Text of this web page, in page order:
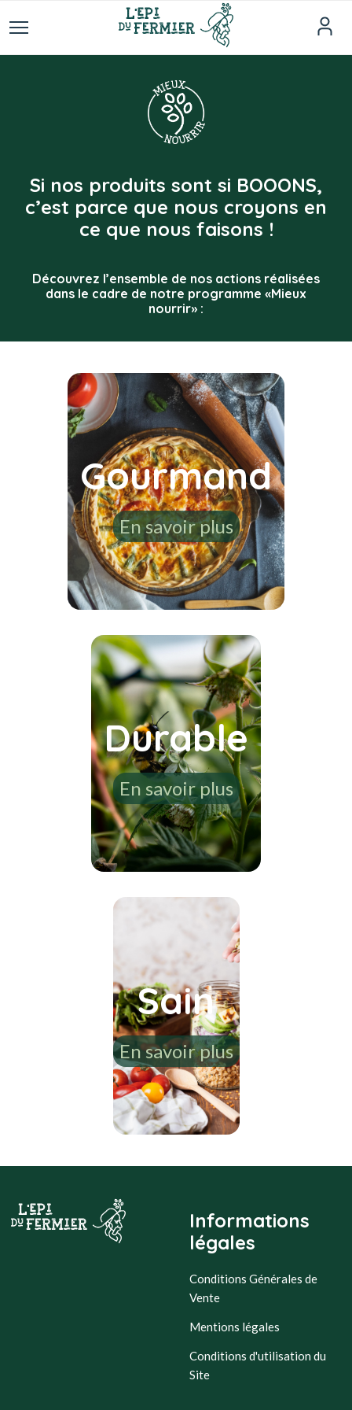
Si nos produits sont si BOOONS,
c’est parce que nous croyons en
ce que nous faisons !
Découvrez l’ensemble de nos actions réalisées
dans le cadre de notre programme «Mieux
nourrir» :
Gourmand
En savoir plus
Durable
En savoir plus
Sain
En savoir plus
Informations
légales
Conditions Générales de
Vente
Mentions légales
Conditions d'utilisation du
Site